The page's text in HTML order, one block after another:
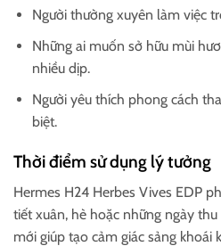
Người thường xuyên làm việc
Những ai muốn sở hữu mùi
nhiều dịp.
Người yêu thích phong cách
biệt.
Thời điểm sử dụng lý tưởng
Hermes H24 Herbes Vives EDP
tiết xuân, hè hoặc những ngày
mới giúp tạo cảm giác sảng khoái